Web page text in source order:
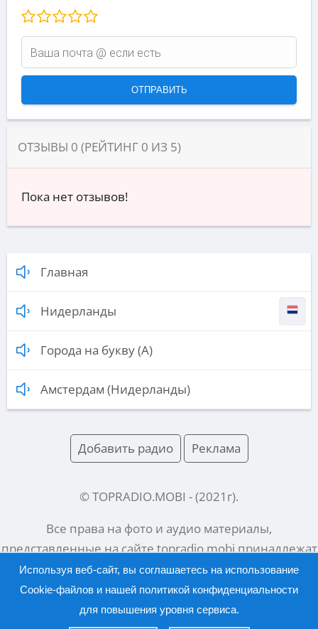
ОТЗЫВЫ 0 (РЕЙТИНГ 0 ИЗ 5)
Пока нет отзывов!
Главная
Нидерланды
Города на букву (А)
Амстердам (Нидерланды)
Добавить радио Реклама
© TOPRADIO.MOBI - (2021 г).
Все права на фото и аудио материалы,
представленные на сайтеtopradio.mobiпринадлежат
их законным владельцам.
Используя веб-сайт, вы соглашаетесь на использование
Cookie-файлов и нашей политикой конфиденциальности
для повышения уровня сервиса.